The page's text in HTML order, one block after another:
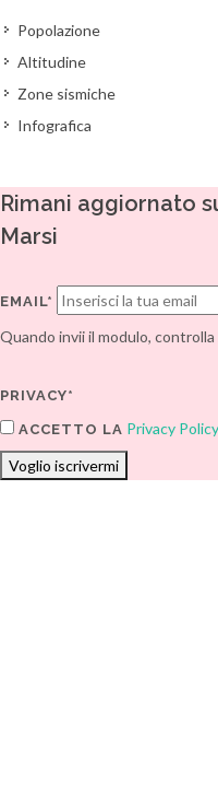
Popolazione
Altitudine
Zone sismiche
Infografica
Rimani aggiornato
Marsi
EMAIL*
Quando invii il modulo,
PRIVACY*
ACCETTO LA Privacy Policy
Voglio iscrivermi